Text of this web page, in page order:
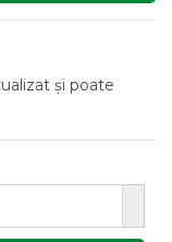
și poate